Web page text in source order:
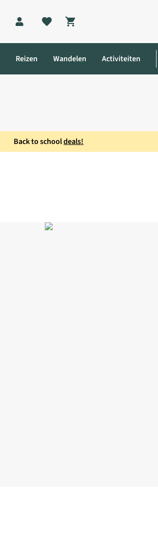
Shopping cart
Reizen Wandelen Activiteiten
Back to schooldeals!